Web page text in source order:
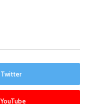
Twitter
YouTube